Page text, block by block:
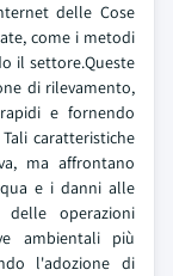
delle Cose
come i metodi
il settore.Queste
di rilevamento,
e fornendo
caratteristiche
ma affrontano
e i danni alle
delle operazioni
ambientali più
l'adozione di